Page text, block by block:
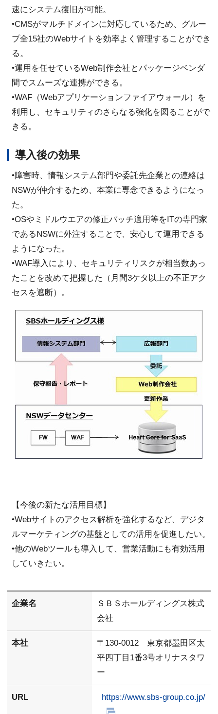
速にシステム復旧が可能。
•CMSがマルチドメインに対応しているため、グルー
プ全15社のWebサイトを効率よく管理することができ
る。
•運用を任せているWeb制作会社とパッケージベンダ
間でスムーズな連携ができる。
•WAF（Webアプリケーションファイアウォール）を
利用し、セキュリティのさらなる強化を図ることがで
きる。
導入後の効果
•障害時、情報システム部門や委託先企業との連絡は
NSWが仲介するため、本業に専念できるようになっ
た。
•OSやミドルウエアの修正パッチ適用等をITの専門家
であるNSWに外注することで、安心して運用できる
ようになった。
•WAF導入により、セキュリティリスクが相当数あっ
たことを改めて把握した（月間3ケタ以上の不正アク
セスを遮断）。
【今後の新たな活用目標】
•Webサイトのアクセス解析を強化するなど、デジタ
ルマーケティングの基盤としての活用を促進したい。
•他のWebツールも導入して、営業活動にも有効活用
していきたい。
企業名
ＳＢＳホールディングス株式
会社
本社
〒130-0012 東京都墨田区太
平四丁目1番3号オリナスタワ
ー
URL https://www.sbs-group.co.jp/